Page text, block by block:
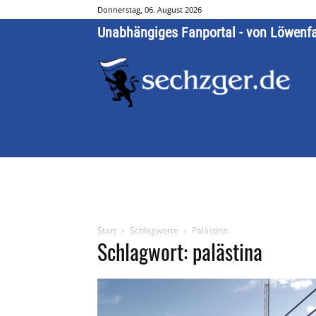
Donnerstag, 06. August 2026
Unabhängiges Fanportal - von
Start Schlagworte Palästina
Schlagwort: palästina